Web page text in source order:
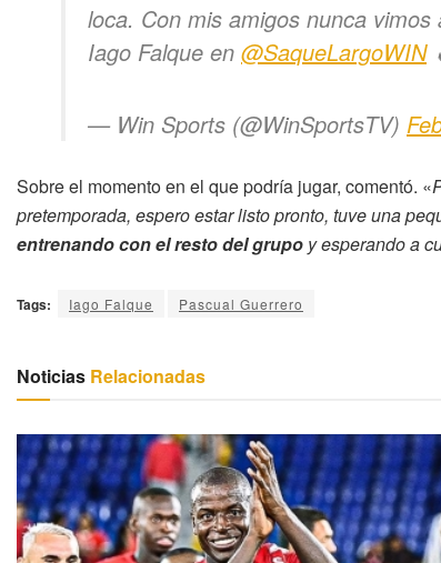
loca. Con mis amigos nunca
Iago Falque en @SaqueLargoWIN
— Win Sports (@WinSportsTV)
Sobre el momento en el que podría jugar, comentó. «
pretemporada, espero estar listo pronto, tuve una
entrenando con el resto del grupo y esperando a
Tags: Iago Falque Pascual Guerrero
Noticias Relacionadas